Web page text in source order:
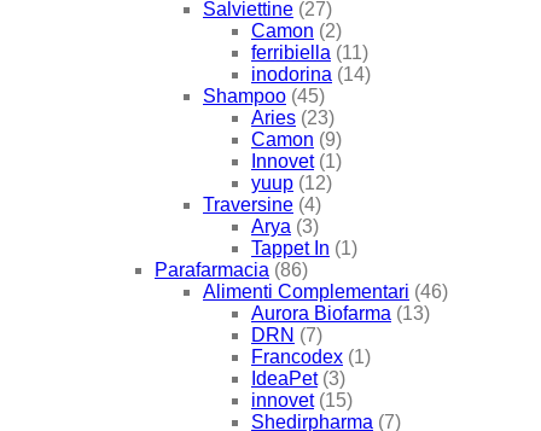
Salviettine (27)
Camon (2)
ferribiella (11)
inodorina (14)
Shampoo (45)
Aries (23)
Camon (9)
Innovet (1)
yuup (12)
Traversine (4)
Arya (3)
Tappet In (1)
Parafarmacia (86)
Alimenti Complementari (46)
Aurora Biofarma (13)
DRN (7)
Francodex (1)
IdeaPet (3)
innovet (15)
Shedirpharma (7)